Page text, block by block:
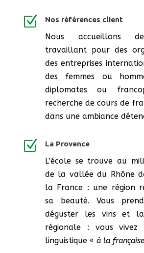
Z Nos références client
Nous accueillons
travaillant pour des
des entreprises
des femmes ou
diplomates ou
recherche de cours de
dans une ambiance
Z La Provence
L’école se trouve au
de la vallée du Rhône
la France : une région
sa beauté. Vous
déguster les vins et la
régionale : vous vivez
linguistique « à la française